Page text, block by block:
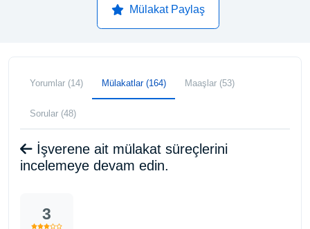
Mülakat Paylaş
Yorumlar (14) Mülakatlar (164) Maaşlar (53)
Sorular (48)
İşverene ait mülakat süreçlerini
incelemeye devam edin.
3